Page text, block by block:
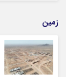
زمین